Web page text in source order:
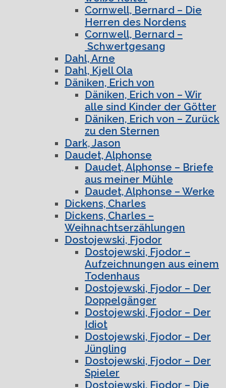
Cornwell, Bernard – Die
Herren des Nordens
Cornwell, Bernard –
Schwertgesang
Dahl, Arne
Dahl, Kjell Ola
Däniken, Erich von
Däniken, Erich von – Wir
alle sind Kinder der Götter
Däniken, Erich von – Zurück
zu den Sternen
Dark, Jason
Daudet, Alphonse
Daudet, Alphonse – Briefe
aus meiner Mühle
Daudet, Alphonse – Werke
Dickens, Charles
Dickens, Charles –
Weihnachtserzählungen
Dostojewski, Fjodor
Dostojewski, Fjodor –
Aufzeichnungen aus einem
Todenhaus
Dostojewski, Fjodor – Der
Doppelgänger
Dostojewski, Fjodor – Der
Idiot
Dostojewski, Fjodor – Der
Jüngling
Dostojewski, Fjodor – Der
Spieler
Dostojewski, Fjodor – Die